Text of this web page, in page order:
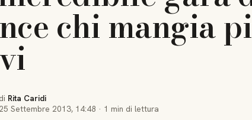
chi mangia
di Rita Caridi
25 Settembre 2013, 14:48 · 1 min di lettura